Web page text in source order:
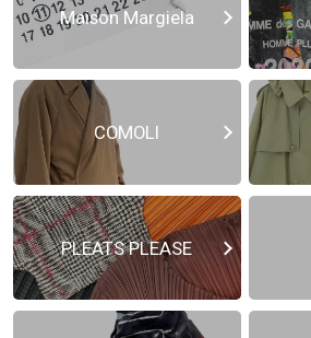
Maison Margiela
COMOLI
PLEATS PLEASE